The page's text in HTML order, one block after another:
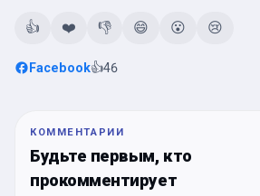
👍 ❤️ 👎 😄 😮 😢
Facebook👍46
КОММЕНТАРИИ
Будьте первым, кто
прокомментирует